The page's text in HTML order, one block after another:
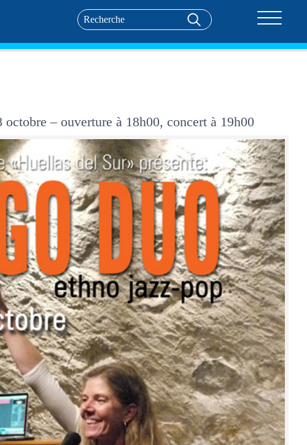
– ouverture à 18h00, concert à 19h00